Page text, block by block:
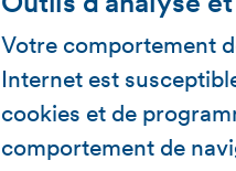
Votre comportement
Internet est
cookies et de
comportement de